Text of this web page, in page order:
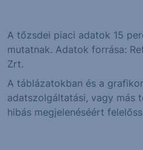
A tőzsdei piaci adatok 15
mutatnak. Adatok forrása:
Zrt.
A táblázatokban és a
adatszolgáltatási, vagy más
hibás megjelenéséért